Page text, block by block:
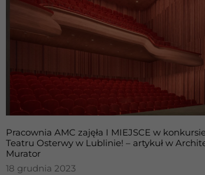
Pracownia AMC zajęła I MIEJSCE w
Teatru Osterwy w Lublinie! – artykuł w
Murator
18 grudnia 2023